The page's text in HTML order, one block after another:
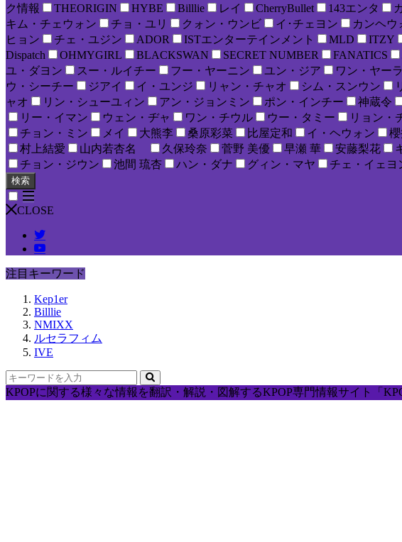
ク情報
THEORIGIN HYBE Billlie レイ CherryBullet 143エンタ
キム・チェウォン
チョ・ユリ クォン・ウンビ イ･チェヨン カンヘウ
ヒョン
チェ・ユジン ADOR ISTエンターテインメント MLD ITZY
Dispatch
OHMYGIRL BLACKSWAN SECRET NUMBER FANATICS
ユ・ダヨン
スー・ルイチー フー・ヤーニン ユン・ジア ワン・ヤーラ
ウ・シーチー
ジアイ イ・ユンジ リャン・チャオ シム・スンウン
ャオ
リン・シューユィン アン・ジョンミン ポン・インチー 神蔵令
リー・イマン
ウェン・ヂャ ワン・チウル ウー・タミー リョン・
チョン・ミン
メイ 大熊李 桑原彩菜 比屋定和 イ・ヘウォン
村上結愛
山内若杏名 久保玲奈 菅野 美優 早瀬 華 安藤梨花
チョン・ジウン
池間 琉杏 ハン・ダナ グィン・マヤ チェ・イェヨ
検索
CLOSE
注目キーワード
Kep1er
Billlie
NMIXX
ルセラフィム
IVE
KPOPに関する様々な情報を翻訳・解説・図解するKPOP専門情報サイト「